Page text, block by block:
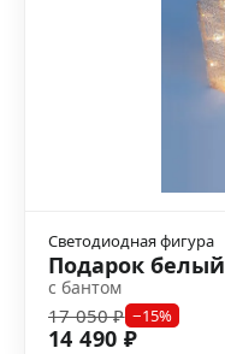
Светодиодная фигура
Подарок белый
с бантом
17 050 ₽ −15%
14 490 ₽